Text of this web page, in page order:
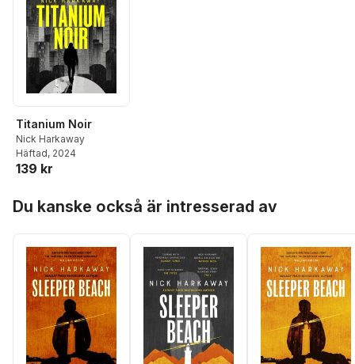
Titanium Noir
Nick Harkaway
Häftad, 2024
139 kr
Du kanske också är intresserad av